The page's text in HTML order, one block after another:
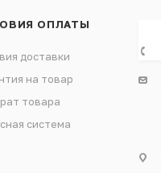
ОПЛАТЫ
доставки
на товар
товара
система